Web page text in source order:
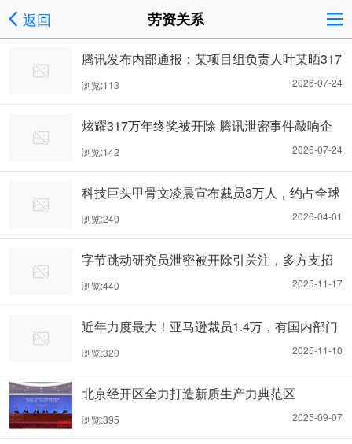
返回 劳资关系
腾讯发布内部通报：某项目组负责人叶某晒317
万元年终奖因泄密被辞退，被列入黑名单，永
不录用
2026-07-24
浏览:113
炫耀317万年终奖被开除 腾讯泄密事件敲响企
业合规警钟
2026-07-24
浏览:142
科技巨头甲骨文凌晨宣布裁员3万人，约占全球
员工总数的18%
2026-04-01
浏览:240
字节跳动研究员泄密被开除引关注，多方支招
筑牢企业保密防线
2025-11-17
浏览:440
近年力度最大！亚马逊裁员1.4万，有国内部门
“腰斩”
2025-11-10
浏览:320
北京经开区全力打造新质生产力典范区
2025-09-07
浏览:395